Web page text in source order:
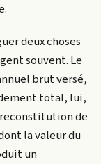
deux choses
souvent. Le
brut versé,
total, lui,
de
la valeur du
un